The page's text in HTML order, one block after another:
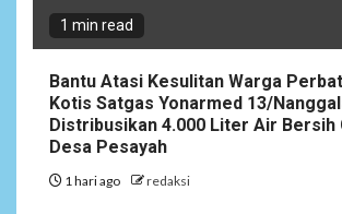
1 min read
Bantu Atasi Kesulitan Warga
Kotis Satgas Yonarmed 13/
Distribusikan 4.000 Liter Air Bersih
Desa Pesayah
1 hari ago redaksi